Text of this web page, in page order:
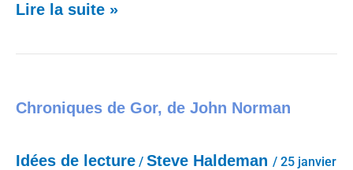
Lire la suite »
Chroniques de Gor, de John Norman
Idées de lecture / Steve Haldeman / 25 janvier